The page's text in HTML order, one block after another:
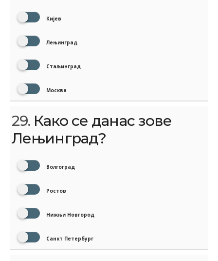
Кијев
Лењинград
Стаљинград
Москва
29. Како се данас зове
Лењинград?
Волгоград
Ростов
Нижњи Новгород
Санкт Петербург